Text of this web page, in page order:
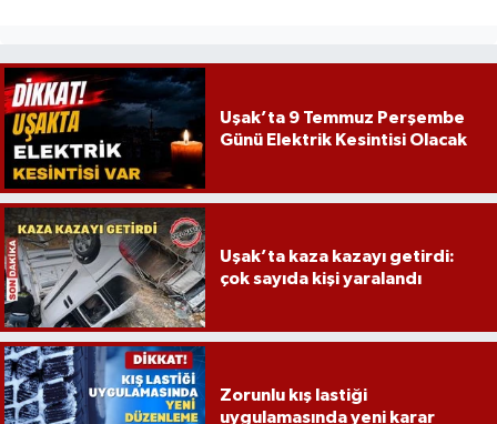
Uşak’ta 9 Temmuz Perşembe
Günü Elektrik Kesintisi Olacak
Uşak’ta kaza kazayı getirdi:
çok sayıda kişi yaralandı
Zorunlu kış lastiği
uygulamasında yeni karar